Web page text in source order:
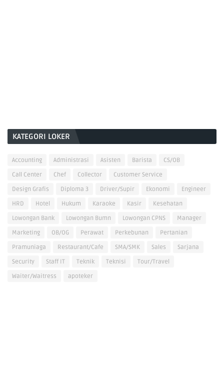
KATEGORI LOKER
Accounting Administrasi Asisten Barista
CS/OB
Call Center
Chef Collector
Customer Service
Design Grafis
Diploma 3 Driver/Supir Ekonomi
Engineer
HRD
Hotel Hukum Karaoke Kasir
Kesehatan
Lowongan Bank
Lowongan Bumn Lowongan CPNS
Manager
Marketing
OB/OG Perawat Perkebunan
Pertanian
Pramuniaga
Restaurant/Cafe SMA/SMK Sales
Sarjana
Security
Staff IT Teknik Teknisi
Tour/Travel
Waiter/Waitress
apoteker